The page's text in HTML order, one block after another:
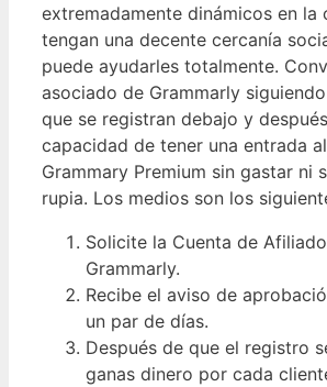
extremadamente dinámicos en la
tengan una decente cercanía
puede ayudarles totalmente.
asociado de Grammarly
que se registran debajo y
capacidad de tener una entrada
Grammary Premium sin gastar ni
rupia. Los medios son los
Solicite la Cuenta de
Grammarly.
Recibe el aviso de
un par de días.
Después de que el registro
ganas dinero por cada